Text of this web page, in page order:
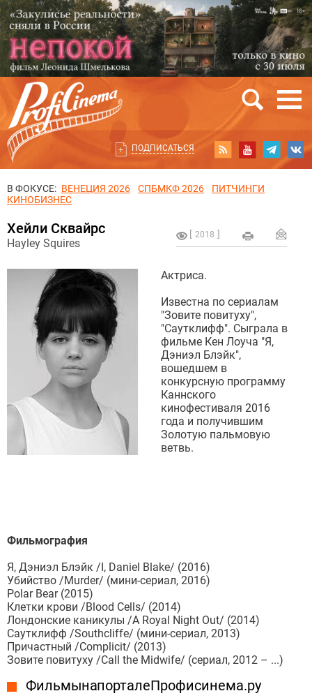
ПОДПИСАТЬСЯ
В ФОКУСЕ: ВЕНЕЦИЯ 2026 СПБМКФ 2026
ПИТЧИНГИ
КИНОБИЗНЕС
2018
Хейли Сквайрс
Hayley Squires
Актриса.
Известна по сериалам
"Зовите повитуху",
"Саутклифф". Сыграла в
фильме Кен Лоуча "Я,
Дэниэл Блэйк",
вошедшем в
конкурсную программу
Каннского
кинофестиваля 2016
года и получившим
Золотую пальмовую
ветвь.
Фильмография
Я, Дэниэл Блэйк /I, Daniel Blake/ (2016)
Убийство /Murder/ (мини-сериал, 2016)
Polar Bear (2015)
Клетки крови /Blood Cells/ (2014)
Лондонские каникулы /A Royal Night Out/ (2014)
Саутклифф /Southcliffe/ (мини-сериал, 2013)
Причастный /Complicit/ (2013)
Зовите повитуху /Call the Midwife/ (сериал, 2012 – ...)
Фильмы на портале Профисинема.ру